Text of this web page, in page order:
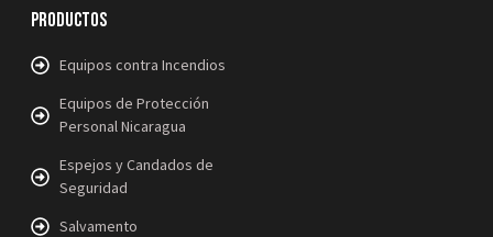
Productos
Equipos contra Incendios
Equipos de Protección
Personal Nicaragua
Espejos y Candados de
Seguridad
Salvamento